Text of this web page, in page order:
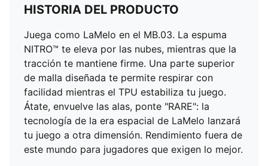
HISTORIA DEL PRODUCTO
Juega como LaMelo en el MB.03. La espuma
NITRO™ te eleva por las nubes, mientras que la
tracción te mantiene firme. Una parte superior
de malla diseñada te permite respirar con
facilidad mientras el TPU estabiliza tu juego.
Átate, envuelve las alas, ponte "RARE": la
tecnología de la era espacial de LaMelo lanzará
tu juego a otra dimensión. Rendimiento fuera de
este mundo para jugadores que exigen lo mejor.